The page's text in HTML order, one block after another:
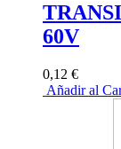
60V
0,12 €
Añadir al